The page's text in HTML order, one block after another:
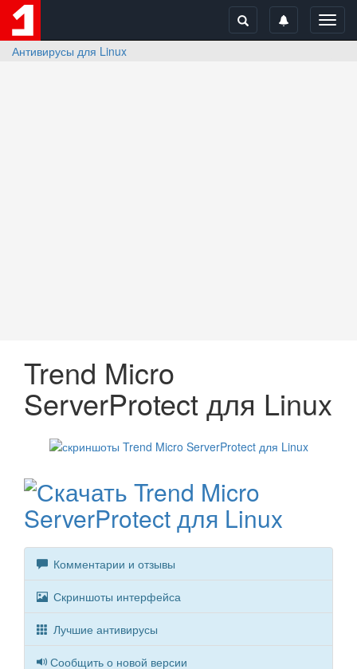
Антивирусы для Linux
Trend Micro
ServerProtect для Linux
Комментарии и отзывы
Скриншоты интерфейса
Лучшие антивирусы
Сообщить о новой версии